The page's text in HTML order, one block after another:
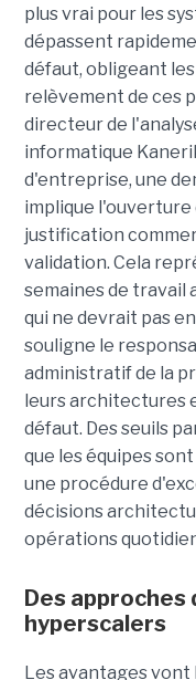
plus vrai pour les
dépassent
défaut, obligeant
relèvement de ces
directeur de
informatique
d'entreprise, une
implique
justification
validation. Cela
semaines de travail
qui ne devrait pas
souligne le
administratif de la
leurs architectures
défaut. Des seuils
que les équipes
une procédure
décisions
opérations
Des
hyperscalers
Les avantages vont